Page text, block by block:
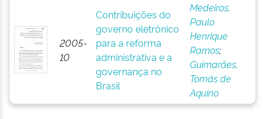
2005-
10
Contribuições do
governo eletrônico
para a reforma
administrativa e a
governança no
Brasil
Medeiros,
Paulo
Henrique
Ramos;
Guimarães,
Tomás de
Aquino